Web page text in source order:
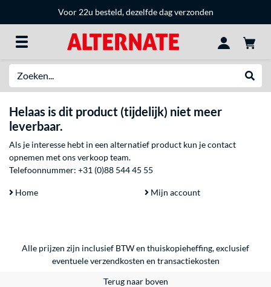
Voor 22u besteld, dezelfde dag verzonden
Helaas is dit product (tijdelijk) niet meer
leverbaar.
Als je interesse hebt in een alternatief product kun je contact
opnemen met ons verkoop team.
Telefoonnummer: +31 (0)88 544 45 55
Home Mijn account
Alle prijzen zijn inclusief BTW en thuiskopieheffing, exclusief
eventueleverzendkosten en transactiekosten
Terug naar boven